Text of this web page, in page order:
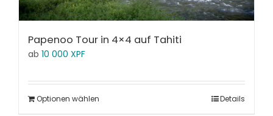
Papenoo Tour in 4×4 auf Tahiti
ab 10 000 XPF
Optionen wählen Details